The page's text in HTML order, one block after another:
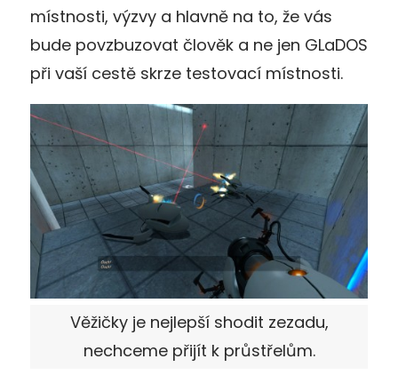
místnosti, výzvy a hlavně na to, že vás
bude povzbuzovat člověk a ne jen GLaDOS
při vaší cestě skrze testovací místnosti.
Věžičky je nejlepší shodit zezadu,
nechceme přijít k průstřelům.